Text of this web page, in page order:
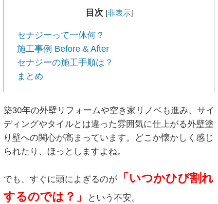
目次 [非表示]
セナジーって一体何？
施工事例 Before & After
セナジーの施工手順は？
まとめ
築30年の外壁リフォームや空き家リノベも進み、サイ
ディングやタイルとは違った雰囲気に仕上がる外壁塗
り壁への関心が高まっています。どこか懐かしく感じ
られたり、ほっとしますよね。
でも、すぐに頭によぎるのが「いつかひび割れ
するのでは？」
という不安。